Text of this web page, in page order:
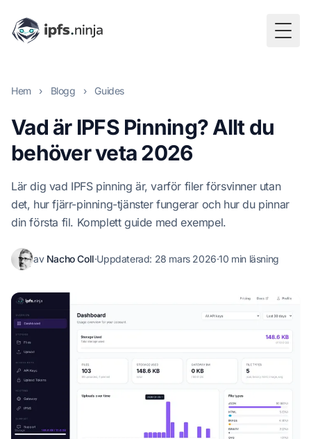
Hem › Blogg › Guides
Vad är IPFS Pinning? Allt du
behöver veta 2026
Lär dig vad IPFS pinning är, varför filer försvinner utan
det, hur fjärr-pinning-tjänster fungerar och hur du pinnar
din första fil. Komplett guide med exempel.
av Nacho Coll·Uppdaterad: 28 mars 2026·10 min läsning